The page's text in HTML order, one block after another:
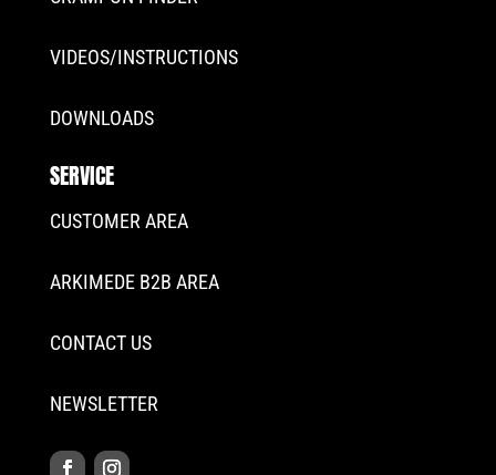
VIDEOS/INSTRUCTIONS
DOWNLOADS
SERVICE
CUSTOMER AREA
ARKIMEDE B2B AREA
CONTACT US
NEWSLETTER